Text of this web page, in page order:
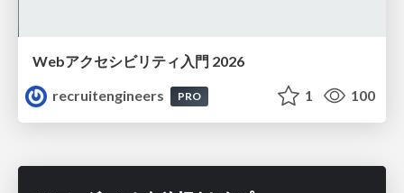
Webアクセシビリティ入門 2026
recruitengineers
PRO 1 100